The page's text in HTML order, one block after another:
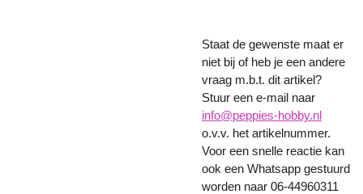
Staat de gewenste maat er
niet bij of heb je een andere
vraag m.b.t. dit artikel?
Stuur een e-mail naar
info@peppies-hobby.nl
o.v.v. het artikelnummer.
Voor een snelle reactie kan
ook een Whatsapp gestuurd
worden naar 06-44960311